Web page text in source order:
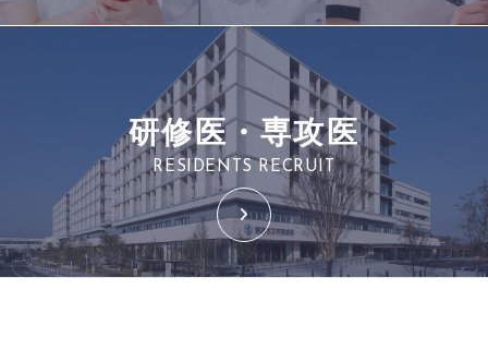
研修医・専攻医
RESIDENTS RECRUIT